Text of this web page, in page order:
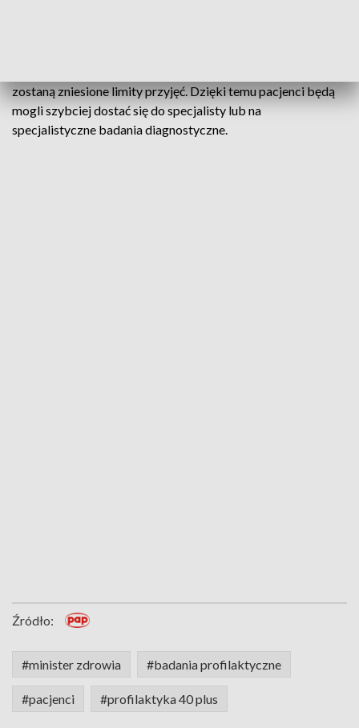
zostaną zniesione limity przyjęć. Dzięki temu pacjenci będą
mogli szybciej dostać się do specjalisty lub na
specjalistyczne badania diagnostyczne.
Źródło:
#minister zdrowia #badania profilaktyczne
#pacjenci #profilaktyka 40 plus